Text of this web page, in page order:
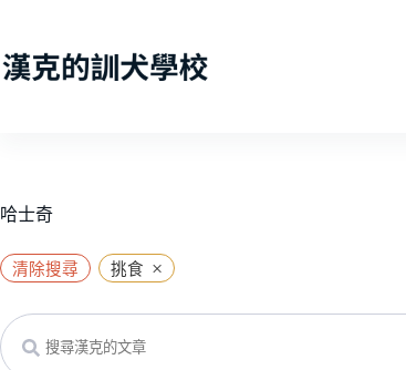
主
哈士奇
清除搜尋 挑食 ×
Search